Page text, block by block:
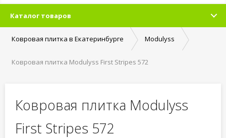
Каталог товаров
Ковровая плитка в Екатеринбурге Modulyss
Ковровая плитка Modulyss First Stripes 572
Ковровая плитка Modulyss
First Stripes 572